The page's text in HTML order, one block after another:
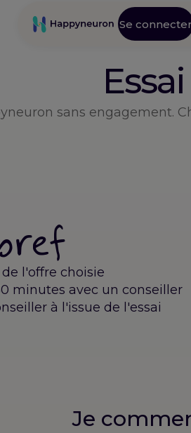
Se connecter
Essai
sans engagement.
l'offre choisie
minutes avec un conseiller
à l'issue de l'essai
Je